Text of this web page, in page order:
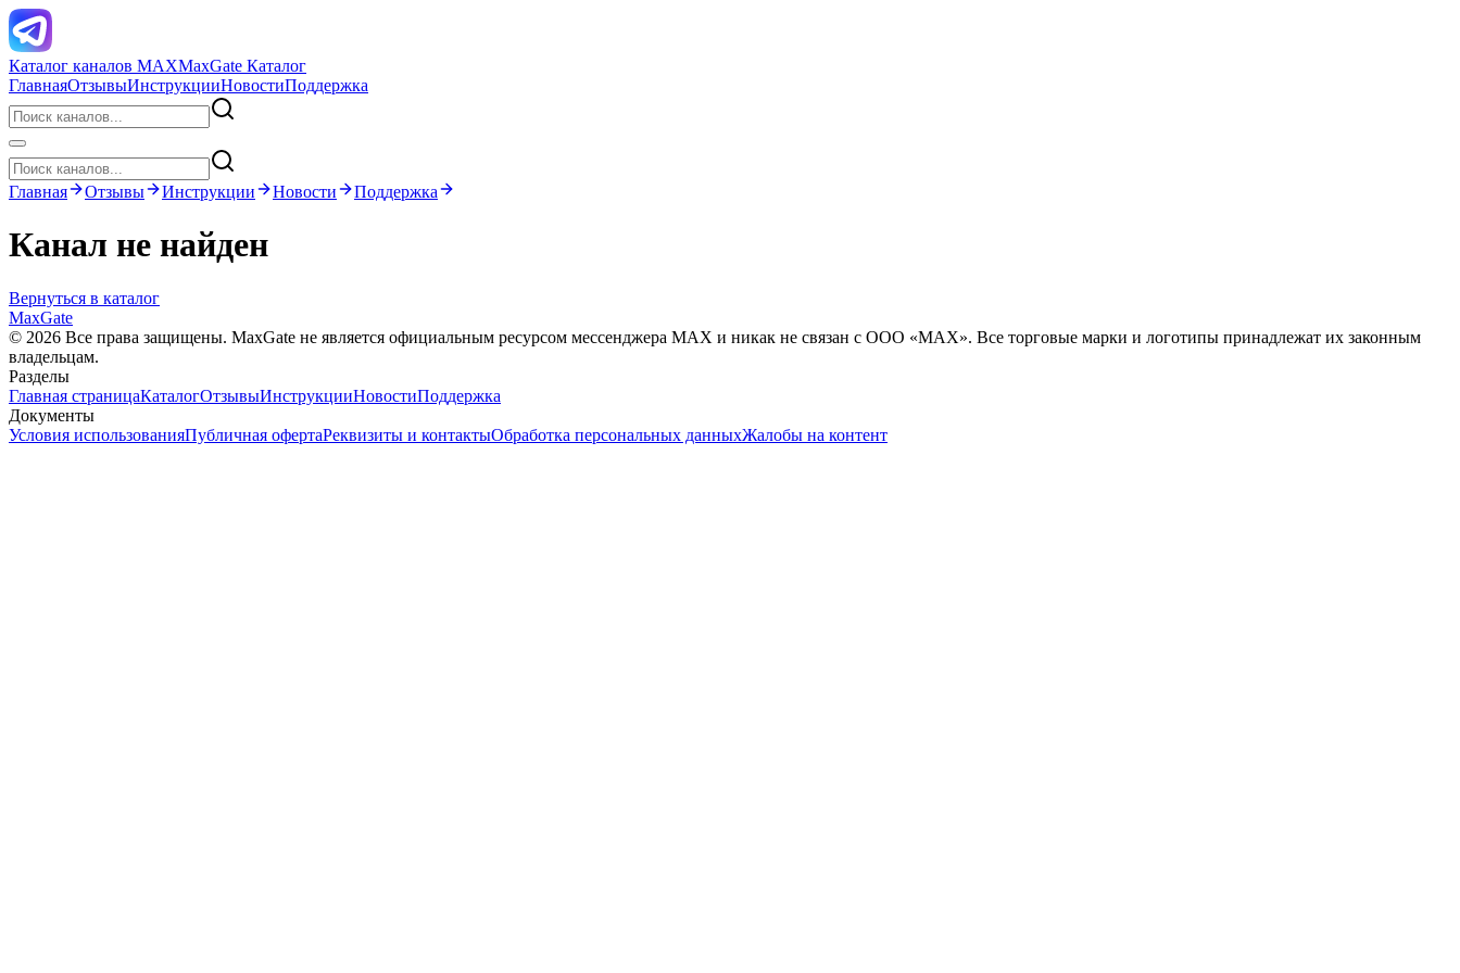
Каталог каналов MAXMaxGate Каталог
ГлавнаяОтзывыИнструкцииНовостиПоддержка
Главная Отзывы Инструкции Новости Поддержка
Канал не найден
Вернуться в каталог
MaxGate
© 2026 Все права защищены. MaxGate не является официальным ресурсом мессенджера MAX и никак не связан с ООО «МАХ». Все торговые марки и логотипы принадлежат их законным
владельцам.
Разделы
Главная страницаКаталогОтзывыИнструкцииНовостиПоддержка
Документы
Условия использованияПубличная офертаРеквизиты и контактыОбработка персональных данныхЖалобы на контент